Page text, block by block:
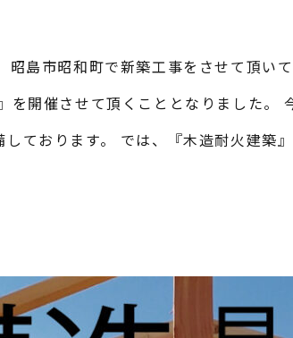
昭島市昭和町で新築工事をさせて頂い
を開催させて頂くこととなりました。
ております。 では、『木造耐火建築